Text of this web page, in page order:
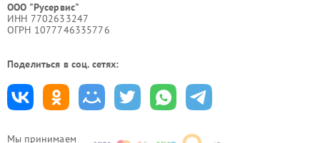
Мы принимаем
ООО "Русервис"
ИНН 7702633247
ОГРН 1077746335776
Поделиться в соц. сетях: